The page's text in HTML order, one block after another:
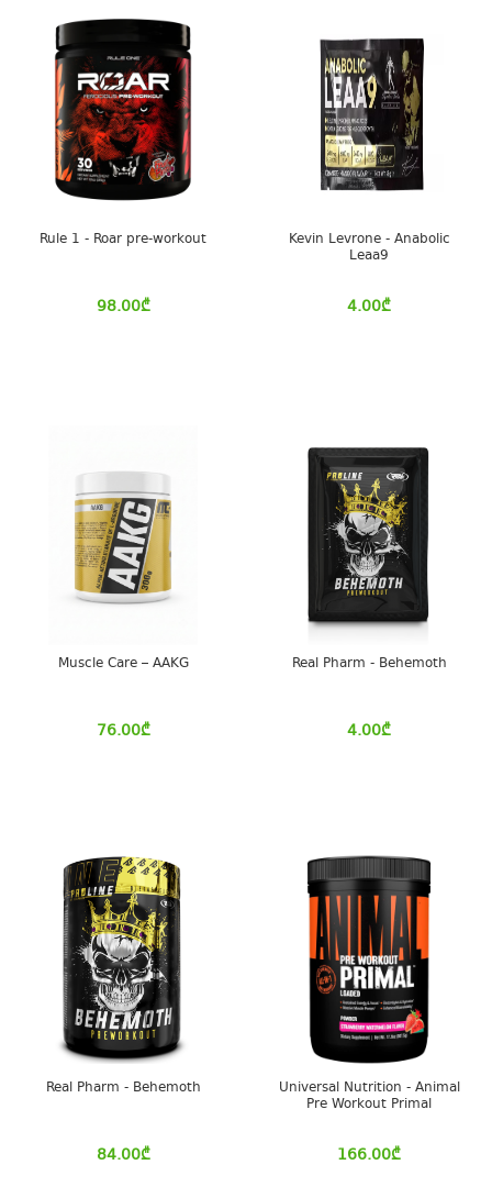
Rule 1 - Roar pre-workout
98.00₾
Kevin Levrone - Anabolic
Leaa9
4.00₾
Muscle Care – AAKG
76.00₾
Real Pharm - Behemoth
4.00₾
Real Pharm - Behemoth
84.00₾
Universal Nutrition - Animal
Pre Workout Primal
166.00₾